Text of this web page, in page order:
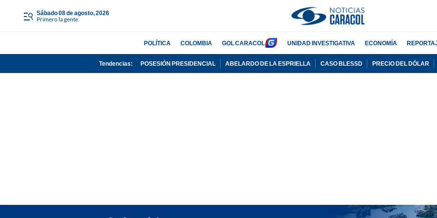
sábado 08 de agosto, 2026
Primero la gente
POLÍTICA COLOMBIA GOL CARACOL UNIDAD INVESTIGATIVA ECONOMÍA
Tendencias: POSESIÓN PRESIDENCIAL ABELARDO DE LA ESPRIELLA CASO BLESSD PRECIO DEL DÓLAR